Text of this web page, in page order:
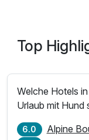
Top
Welche Hotels
Urlaub mit Hund
6.0 Alpine